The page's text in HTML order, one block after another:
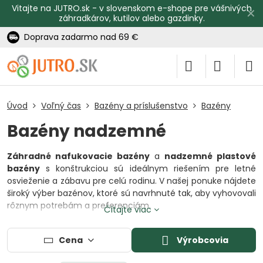
✕
Vitajte na JUTRO.sk - v slovenskom e-shope pre vášnivých
záhradkárov, kutilov alebo gazdinky.
Doprava zadarmo nad 69 €
Úvod Voľný čas Bazény a príslušenstvo Bazény
Bazény nadzemné
Záhradné nafukovacie bazény a nadzemné plastové
bazény s konštrukciou sú ideálnym riešením pre letné
osvieženie a zábavu pre celú rodinu. V našej ponuke nájdete
široký výber bazénov, ktoré sú navrhnuté tak, aby vyhovovali
rôznym potrebám a preferenciám.
Našenadzemné bazénysú dostupné v rôznych
veľkostiach a typoch. Môžete si vybrať medzi nafukovacími
bazénmi, ktoré sú jednoduché na inštaláciu a ideálne pre
Čítajte viac
Cena Výrobcovia